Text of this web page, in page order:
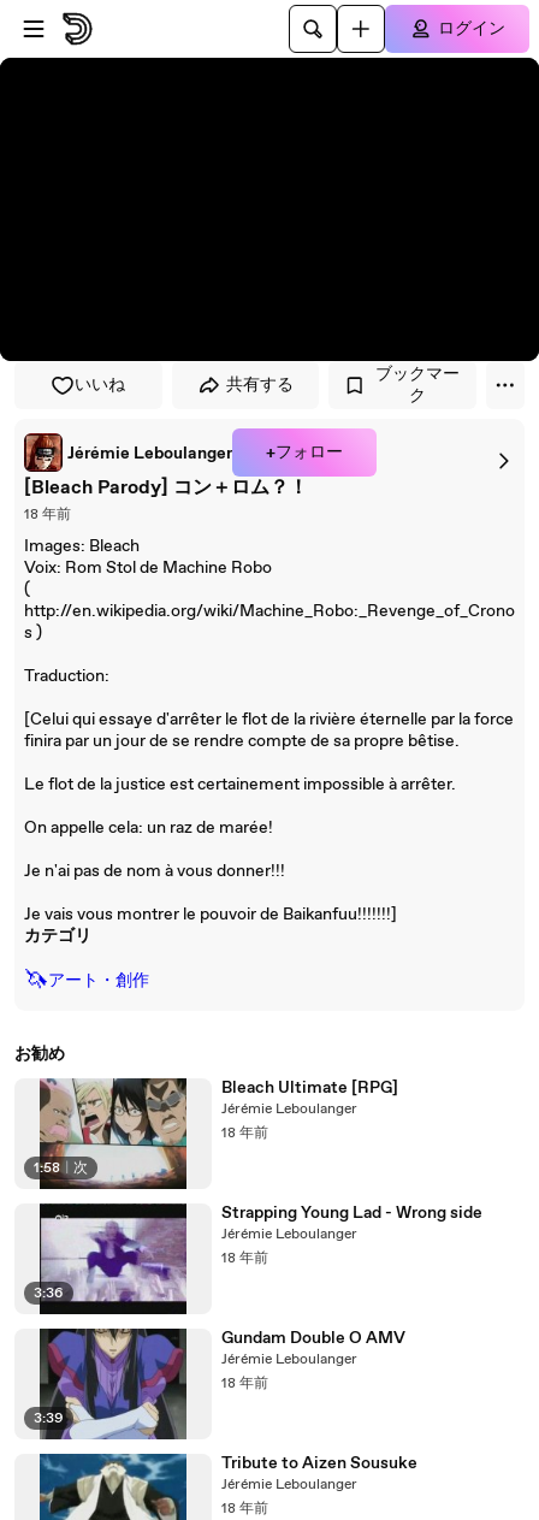
プレイヤーにスキップ
メインコンテンツにスキップ
ログイン
いいね 共有する
ブックマー
ク
Jérémie Leboulanger +フォロー
[Bleach Parody] コン＋ロム？！
18 年前
Images: Bleach
Voix: Rom Stol de Machine Robo
(
http://en.wikipedia.org/wiki/Machine_Robo:_Revenge_of_Crono
s )
Traduction:
[Celui qui essaye d'arrêter le flot de la rivière éternelle par la force
finira par un jour de se rendre compte de sa propre bêtise.
Le flot de la justice est certainement impossible à arrêter.
On appelle cela: un raz de marée!
Je n'ai pas de nom à vous donner!!!
Je vais vous montrer le pouvoir de Baikanfuu!!!!!!!]
カテゴリ
🦄アート・創作
お勧め
1:58 次
Bleach Ultimate [RPG]
Jérémie Leboulanger
18 年前
3:36
Strapping Young Lad - Wrong side
Jérémie Leboulanger
18 年前
3:39
Gundam Double O AMV
Jérémie Leboulanger
18 年前
Tribute to Aizen Sousuke
Jérémie Leboulanger
18 年前